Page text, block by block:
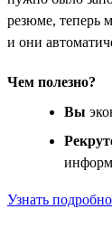
резюме, теперь
и они
Чем полезно?
Вы
Узнать